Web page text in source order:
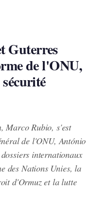
Guterres
de l'ONU,
Marco Rubio, s'est
de l'ONU, António
internationaux
des Nations Unies, la
d'Ormuz et la lutte